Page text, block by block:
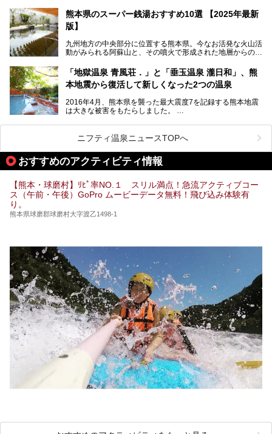
泉質であり、お湯の良さにも定評があります。
今回は地元九州の温泉ライターの私が実際に入浴した中か
設・家族風呂の3パターンに分類し、合計10施設を厳選して
ご紹介。ぜひ、湯めぐりの参考にして下さいね！
熊本県のスーパー銭湯おすすめ10選 【2025年最新
版】
九州地方の中央部分に位置する熊本県。今なお活発な火山活
動がみられる阿蘇山と、その噴火で形成された地層からの湧
す。
そんな熊本県は、県内の至るところから温泉が湧いている温
泉県でもあります。山鹿温泉、玉名温泉、黒川温泉、人吉温
出すスーパー銭湯が豊富です。なかでも注目のスーパー銭湯
をピックアップしました。
「地獄温泉 青風荘．」と「垂玉温泉 瀧日和」、熊
本地震から復活して新しくなった2つの温泉
2016年4月、熊本県を襲った最大震度7を記録する熊本地震
は大きな被害をもたらしました。
阿蘇山麓の南阿蘇村の「地獄温泉 清風荘」、そして「清風
荘」から400mほど離れた「垂玉（たるたま）温泉 山口旅
館」の2軒は、この地震による土砂崩れなどのために、一時
期は孤立状態に。もしかしたらこの時のニュースで、「地獄
温泉」と「垂玉温泉」の名前を知った人もいるかもしれませ
ん。
この2軒は今どうなっているのでしょうか。実は現在は「地
獄温泉 青風荘．」「垂玉温泉 瀧日和」として営業を再開し
します。
ニフティ温泉ニュースTOPへ
おすすめのアクティビティ情報
【熊本・球磨村】ﾘﾋﾟ率NO.１ スリル満点！急流アクティブコー
ス（午前・午後）GoPro ムービーデータ無料！飛び込み体験有
り。
熊本県球磨郡球磨村大字渡乙1498-1